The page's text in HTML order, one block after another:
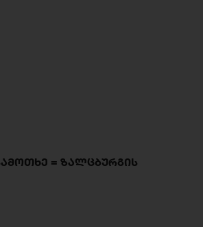
= ᲖᲐᲚᲪᲑᲣᲠᲒᲘᲡ